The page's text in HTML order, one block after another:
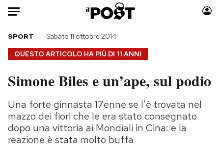
Auto
HOME
Italia
Politica
Tecnologia
Internet
Moda
Consumismi
Storie/Idee
Ok Boomer!
QUESTO ARTICOLO HA PIÙ DI 11 ANNI
SPORT Sabato 11 ottobre 2014
Simone Biles e un’ape, sul podio
Una forte ginnasta 17enne se l'è trovata nel
mazzo dei fiori che le era stato consegnato
dopo una vittoria ai Mondiali in Cina: e la
reazione è stata molto buffa